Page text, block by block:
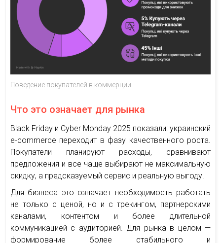
Поведение покупателей в коммерции
Что это означает для рынка
Black Friday и Cyber Monday 2025 показали: украинский
e-commerce переходит в фазу качественного роста.
Покупатели планируют расходы, сравнивают
предложения и все чаще выбирают не максимальную
скидку, а предсказуемый сервис и реальную выгоду.
Для бизнеса это означает необходимость работать
не только с ценой, но и с трекингом, партнерскими
каналами, контентом и более длительной
коммуникацией с аудиторией. Для рынка в целом —
формирование более стабильного и